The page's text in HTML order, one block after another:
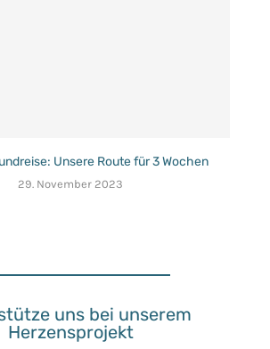
Unsere Route für 3 Wochen
29. November 2023
uns bei unserem
Herzensprojekt